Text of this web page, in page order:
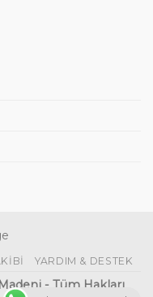
YARDIM & DESTEK
- Tüm Hakları